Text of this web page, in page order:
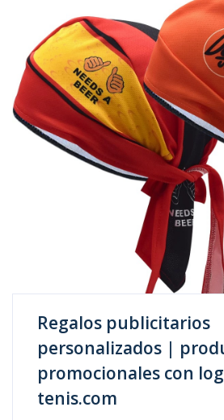
Regalos publicitarios
personalizados |
promocionales con
tenis.com